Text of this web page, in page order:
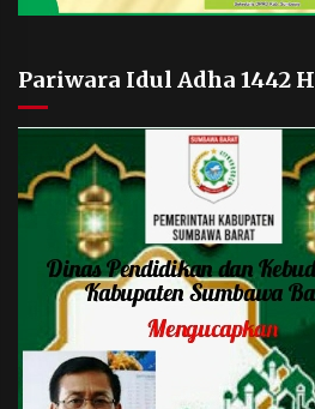
Pariwara Idul Adha 1442 H